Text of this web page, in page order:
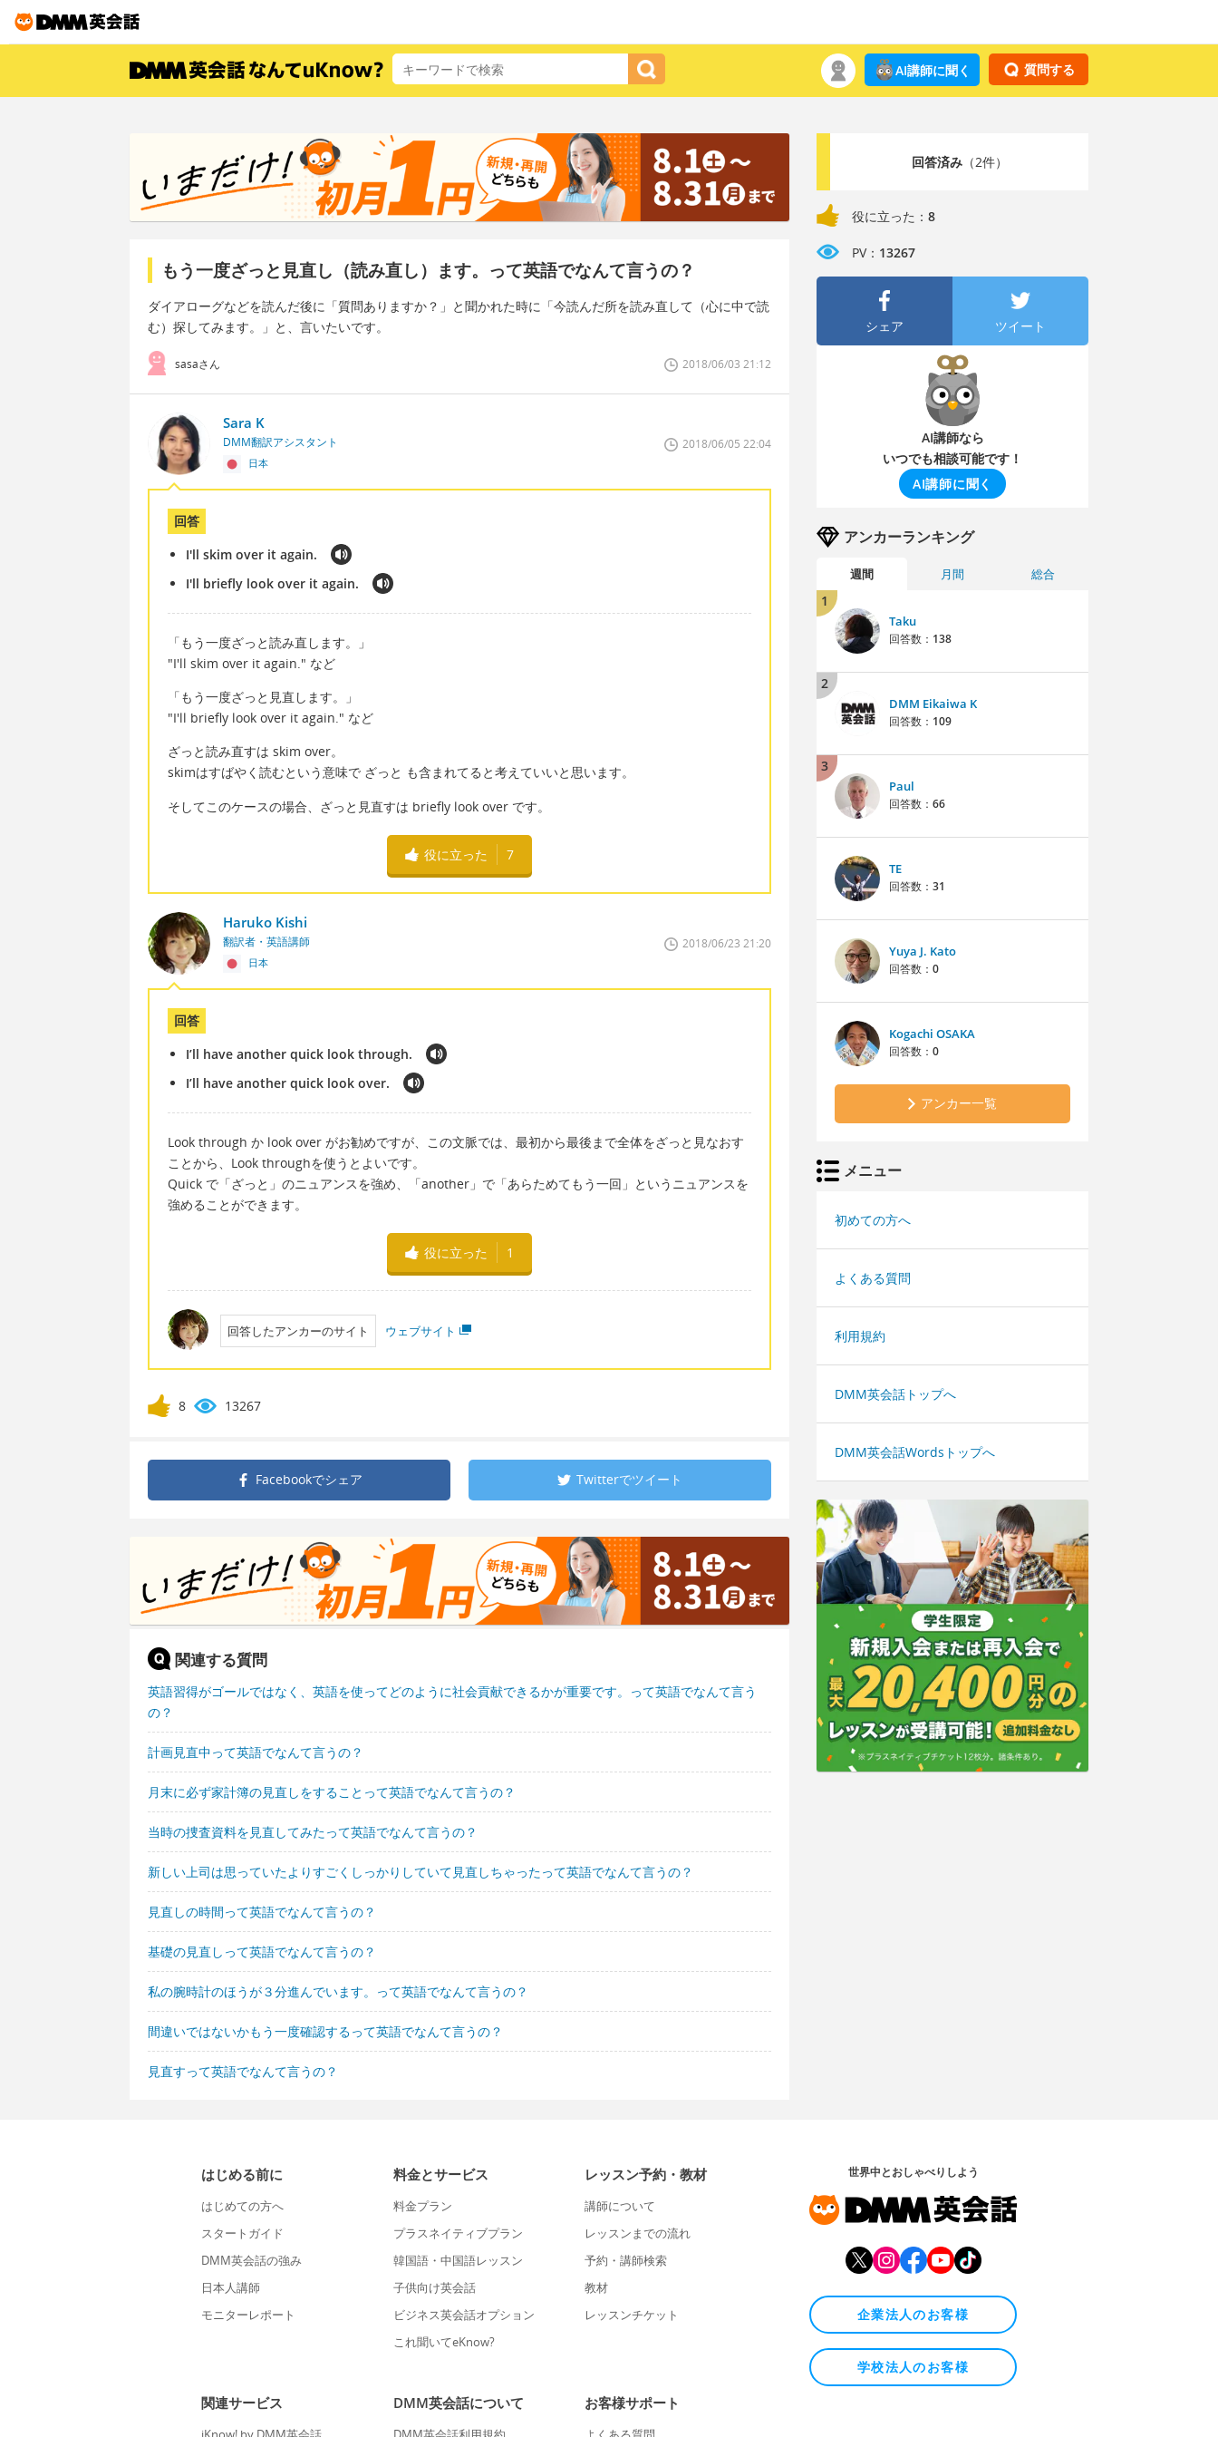
質問する
AI講師に聞く
もう一度ざっと見直し（読み直し）ます。って英語でなんて言うの？
ダイアローグなどを読んだ後に「質問ありますか？」と聞かれた時に「今読んだ所を読み直して（心に中で読
む）探してみます。」と、言いたいです。
sasaさん 2018/06/03 21:12
Sara K
DMM翻訳アシスタント
日本
2018/06/05 22:04
回答
I'll skim over it again.
I'll briefly look over it again.
「もう一度ざっと読み直します。」
"I'll skim over it again." など
「もう一度ざっと見直します。」
"I'll briefly look over it again." など
ざっと読み直すは skim over。
skimはすばやく読むという意味で ざっと も含まれてると考えていいと思います。
そしてこのケースの場合、ざっと見直すは briefly look over です。
役に立った 7
Haruko Kishi
翻訳者・英語講師
日本
2018/06/23 21:20
回答
I’ll have another quick look through.
I’ll have another quick look over.
Look through か look over がお勧めですが、この文脈では、最初から最後まで全体をざっと見なおす
ことから、Look throughを使うとよいです。
Quick で「ざっと」のニュアンスを強め、「another」で「あらためてもう一回」というニュアンスを
強めることができます。
役に立った 1
回答したアンカーのサイト ウェブサイト
8 13267
Facebookでシェア Twitterでツイート
関連する質問
英語習得がゴールではなく、英語を使ってどのように社会貢献できるかが重要です。って英語でなんて言う
の？
計画見直中って英語でなんて言うの？
月末に必ず家計簿の見直しをすることって英語でなんて言うの？
当時の捜査資料を見直してみたって英語でなんて言うの？
新しい上司は思っていたよりすごくしっかりしていて見直しちゃったって英語でなんて言うの？
見直しの時間って英語でなんて言うの？
基礎の見直しって英語でなんて言うの？
私の腕時計のほうが３分進んでいます。って英語でなんて言うの？
間違いではないかもう一度確認するって英語でなんて言うの？
見直すって英語でなんて言うの？
回答済み（2件）
役に立った： 8
PV： 13267
シェア ツイート
AI講師なら
いつでも相談可能です！
AI講師に聞く
アンカーランキング
週間 月間 総合
1
Taku
回答数： 138
2
DMM Eikaiwa K
回答数： 109
3
Paul
回答数： 66
TE
回答数： 31
Yuya J. Kato
回答数： 0
Kogachi OSAKA
回答数： 0
アンカー一覧
メニュー
初めての方へ
よくある質問
利用規約
DMM英会話トップへ
DMM英会話Wordsトップへ
はじめる前に
はじめての方へ
スタートガイド
DMM英会話の強み
日本人講師
モニターレポート
料金とサービス
料金プラン
プラスネイティブプラン
韓国語・中国語レッスン
子供向け英会話
ビジネス英会話オプション
これ聞いてeKnow?
レッスン予約・教材
講師について
レッスンまでの流れ
予約・講師検索
教材
レッスンチケット
関連サービス DMM英会話について お客様サポート
世界中とおしゃべりしよう
企業法人のお客様
学校法人のお客様